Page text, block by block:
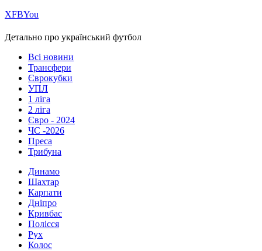
ХFBYou
Детально про український футбол
Всі новини
Трансфери
Єврокубки
УПЛ
1 ліга
2 ліга
Євро - 2024
ЧС -2026
Преса
Трибуна
Динамо
Шахтар
Карпати
Дніпро
Кривбас
Полісся
Рух
Колос